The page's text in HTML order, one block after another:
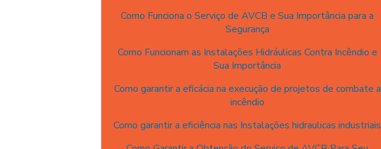
Como Funciona o Serviço de AVCB e Sua Importância para a
Segurança
Como Funcionam as Instalações Hidráulicas Contra Incêndio e
Sua Importância
Como garantir a eficácia na execução de projetos de combate a
incêndio
Como garantir a eficiência nas Instalações hidraulicas industriais